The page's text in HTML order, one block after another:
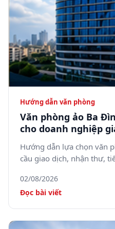
Hướng dẫn văn phòng
Văn phòng ảo Ba
cho doanh nghiệp
tâm Hà Nội
Hướng dẫn lựa chọn văn
cầu giao dịch, nhận thư,
02/08/2026
Đọc bài viết